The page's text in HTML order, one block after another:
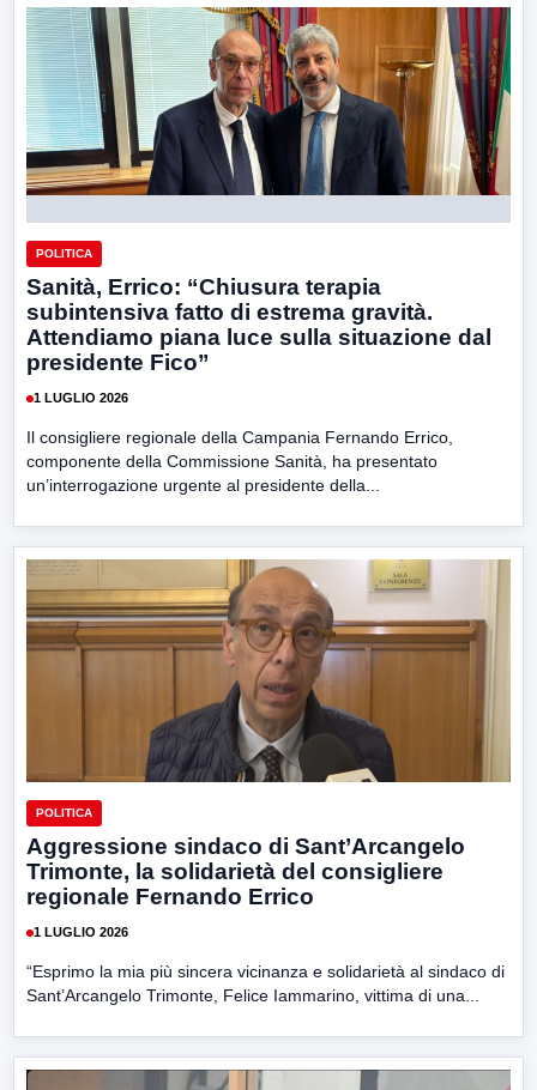
POLITICA
Sanità, Errico: “Chiusura terapia
subintensiva fatto di estrema gravità.
Attendiamo piana luce sulla situazione dal
presidente Fico”
1 LUGLIO 2026
Il consigliere regionale della Campania Fernando Errico,
componente della Commissione Sanità, ha presentato
un’interrogazione urgente al presidente della...
POLITICA
Aggressione sindaco di Sant’Arcangelo
Trimonte, la solidarietà del consigliere
regionale Fernando Errico
1 LUGLIO 2026
“Esprimo la mia più sincera vicinanza e solidarietà al sindaco di
Sant’Arcangelo Trimonte, Felice Iammarino, vittima di una...